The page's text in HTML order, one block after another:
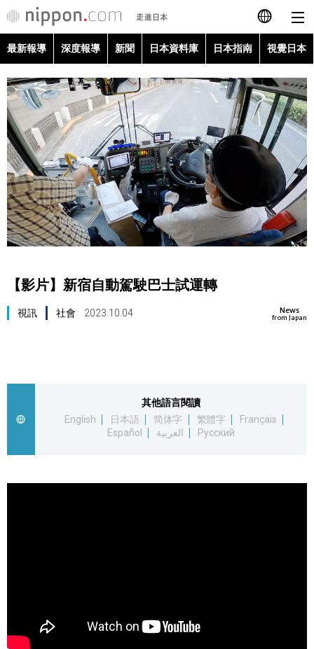
日本語
English
简体字
Français
Español
العربية
最新報導
深度報導
新聞
日本指南
更多
人物訪談
最新報導 深度報導 新聞 日本資料庫 日本指南 視覺日本
【影片】新宿自動駕駛巴士試運轉
News
from Japan
視訊 社會 2023.10.04
其他語言閱讀
English
日本語 简体字 繁體字
Français
Español
العربية Русский